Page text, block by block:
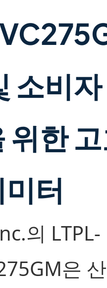
소비
위한
터
의 LTPL-
은